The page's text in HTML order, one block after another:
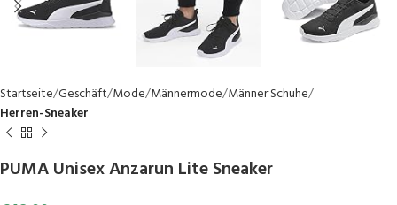
Startseite Geschäft Mode Männermode Männer Schuhe
Herren-Sneaker
PUMA Unisex Anzarun Lite Sneaker